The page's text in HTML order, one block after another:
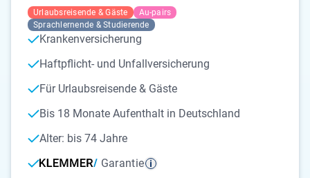
Urlaubsreisende & Gäste
Au-pairs
Sprachlernende & Studierende
Krankenversicherung
Haftpflicht- und Unfallversicherung
Für Urlaubsreisende & Gäste
Bis 18 Monate Aufenthalt in Deutschland
Alter: bis 74 Jahre
Garantie